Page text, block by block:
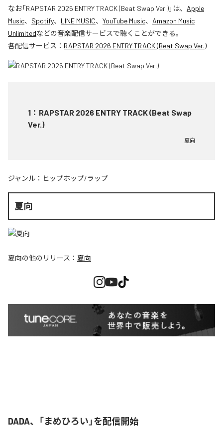
なお「RAPSTAR 2026 ENTRY TRACK (Beat Swap Ver.)」は、 Apple
Music、 Spotify、 LINE MUSIC、 YouTube Music、 Amazon Music
Unlimitedなどの音楽配信サービスで聴くことができる。
各配信サービス： RAPSTAR 2026 ENTRY TRACK (Beat Swap Ver.)
1 ： RAPSTAR 2026 ENTRY TRACK (Beat Swap
Ver.)
夏向
ジャンル： ヒップホップ/ラップ
夏向
夏向の他のリリース： 夏向
DADA、「まめひろい」を配信開始